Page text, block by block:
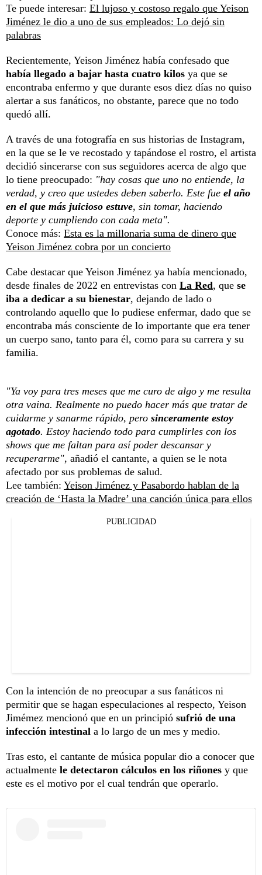
Te puede interesar: El lujoso y costoso regalo que Yeison
Jiménez le dio a uno de sus empleados: Lo dejó sin
palabras
Recientemente, Yeison Jiménez había confesado que
había llegado a bajar hasta cuatro kilos ya que se
encontraba enfermo y que durante esos diez días no quiso
alertar a sus fanáticos, no obstante, parece que no todo
quedó allí.
A través de una fotografía en sus historias de Instagram,
en la que se le ve recostado y tapándose el rostro, el artista
decidió sincerarse con sus seguidores acerca de algo que
lo tiene preocupado: "hay cosas que uno no entiende, la
verdad, y creo que ustedes deben saberlo. Este fue el año
en el que más juicioso estuve, sin tomar, haciendo
deporte y cumpliendo con cada meta".
Conoce más: Esta es la millonaria suma de dinero que
Yeison Jiménez cobra por un concierto
Cabe destacar que Yeison Jiménez ya había mencionado,
desde finales de 2022 en entrevistas con La Red, que se
iba a dedicar a su bienestar, dejando de lado o
controlando aquello que lo pudiese enfermar, dado que se
encontraba más consciente de lo importante que era tener
un cuerpo sano, tanto para él, como para su carrera y su
familia.
"Ya voy para tres meses que me curo de algo y me resulta
otra vaina. Realmente no puedo hacer más que tratar de
cuidarme y sanarme rápido, pero sinceramente estoy
agotado. Estoy haciendo todo para cumplirles con los
shows que me faltan para así poder descansar y
recuperarme", añadió el cantante, a quien se le nota
afectado por sus problemas de salud.
Lee también: Yeison Jiménez y Pasabordo hablan de la
creación de ‘Hasta la Madre’ una canción única para ellos
PUBLICIDAD
Con la intención de no preocupar a sus fanáticos ni
permitir que se hagan especulaciones al respecto, Yeison
Jimémez mencionó que en un principió sufrió de una
infección intestinal a lo largo de un mes y medio.
Tras esto, el cantante de música popular dio a conocer que
actualmente le detectaron cálculos en los riñones y que
este es el motivo por el cual tendrán que operarlo.